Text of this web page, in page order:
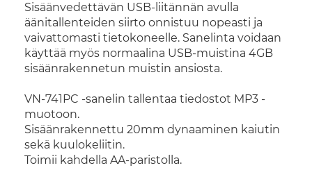
Sisäänvedettävän USB-liitännän avulla
äänitallenteiden siirto onnistuu nopeasti ja
vaivattomasti tietokoneelle. Sanelinta voidaan
käyttää myös normaalina USB-muistina 4GB
sisäänrakennetun muistin ansiosta.
VN-741PC -sanelin tallentaa tiedostot MP3 -
muotoon.
Sisäänrakennettu 20mm dynaaminen kaiutin
sekä kuulokeliitin.
Toimii kahdella AA-paristolla.